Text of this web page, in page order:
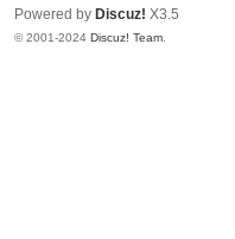
Powered by Discuz! X3.5
© 2001-2024 Discuz! Team